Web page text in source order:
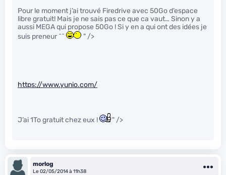
Pour le moment j’ai trouvé Firedrive avec 50Go d’espace
libre gratuit! Mais je ne sais pas ce que ca vaut… Sinon y a
aussi MEGA qui propose 50Go ! Si y en a qui ont des idées je
suis preneur ^^
" />
https://www.yunio.com/
J’ai 1To gratuit chez eux ! " />
morlog
Le 02/05/2014 à 11h38